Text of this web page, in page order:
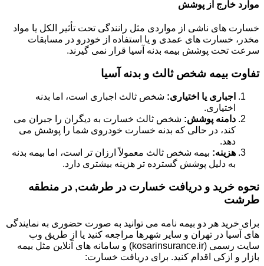
موارد خارج از پوشش
خسارت های ناشی از مواردی مثل رانندگی تحت تأثیر الکل یا مواد
مخدر، خسارت های عمدی و یا استفاده از خودرو در مسابقات
سرعت تحت پوشش بیمه بدنه آسیا قرار نمی گیرند.
تفاوت بیمه شخص ثالث و بدنه آسیا
اجباری یا اختیاری: شخص ثالث اجباری است، اما بدنه
اختیاری.
دامنه پوشش: شخص ثالث خسارت به دیگران را جبران می
کند، در حالی که بدنه خسارت خودروی شما را پوشش می
دهد.
هزینه: بیمه شخص ثالث معمولاً ارزان تر است، اما بیمه بدنه
به دلیل پوشش گسترده تر هزینه بیشتری دارد.
نحوه خرید و دریافت خسارت در طرشت, در منطقه
طرشت
برای خرید هر دو بیمه نامه می توانید به صورت حضوری به نمایندگی
های آسیا در تهران و سایر شهرها مراجعه کنید یا از طریق وب
سایت رسمی (kosarinsurance.ir) و سامانه های آنلاین مثل بیمه
بازار و ازکی اقدام کنید. برای دریافت خسارت: